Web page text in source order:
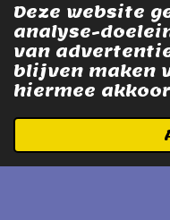
Deze website
analyse-
van
blijven maken
hiermee